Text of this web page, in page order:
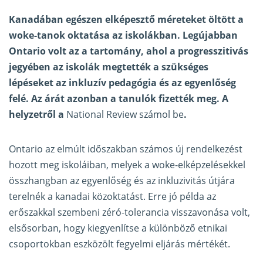
Kanadában egészen elképesztő méreteket öltött a
woke-tanok oktatása az iskolákban. Legújabban
Ontario volt az a tartomány, ahol a progresszitivás
jegyében az iskolák megtették a szükséges
lépéseket az inkluzív pedagógia és az egyenlőség
felé. Az árát azonban a tanulók fizették meg. A
helyzetről a National Review számol be.
Ontario az elmúlt időszakban számos új rendelkezést
hozott meg iskoláiban, melyek a woke-elképzelésekkel
összhangban az egyenlőség és az inkluzivitás útjára
terelnék a kanadai közoktatást. Erre jó példa az
erőszakkal szembeni zéró-tolerancia visszavonása volt,
elsősorban, hogy kiegyenlítse a különböző etnikai
csoportokban eszközölt fegyelmi eljárás mértékét.